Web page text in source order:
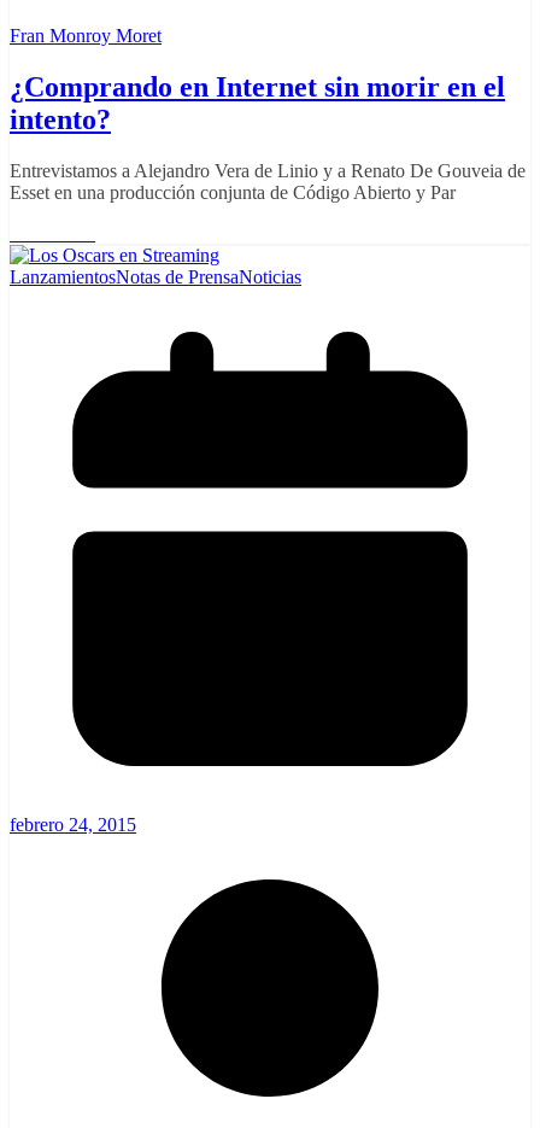
Fran Monroy Moret
¿Comprando en Internet sin morir en el
intento?
Entrevistamos a Alejandro Vera de Linio y a Renato De Gouveia de
Esset en una producción conjunta de Código Abierto y Par
LanzamientosNotas de PrensaNoticias
febrero 24, 2015